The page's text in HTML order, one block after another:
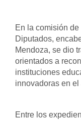
En la comisión
Diputados,
Mendoza, se dio
orientados a
instituciones
innovadoras en
Entre los